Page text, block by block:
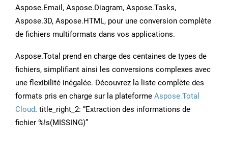
Aspose.Email, Aspose.Diagram, Aspose.Tasks,
Aspose.3D, Aspose.HTML, pour une conversion complète
de fichiers multiformats dans vos applications.
Aspose.Total prend en charge des centaines de types de
fichiers, simplifiant ainsi les conversions complexes avec
une flexibilité inégalée. Découvrez la liste complète des
formats pris en charge sur la plateforme Aspose.Total
Cloud. title_right_2: “Extraction des informations de
fichier %!s(MISSING)”